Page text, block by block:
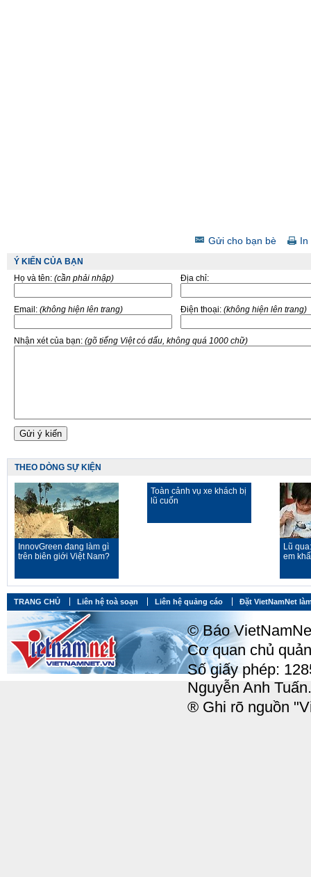
Gửi cho bạn bè In
Ý KIẾN CỦA BẠN
Họ và tên: (cần phải nhập) Địa chỉ:
Email: (không hiện lên trang) Điện thoại: (không hiện lên trang)
Nhận xét của bạn: (gõ tiếng Việt có dấu, không quá 1000 chữ)
THEO DÒNG SỰ KIỆN
InnovGreen đang làm gì
trên biên giới Việt Nam?
Toàn cảnh vụ xe khách bị
lũ cuốn
Lũ
em
TRANG CHỦ Liên hệ toà soạn Liên hệ quảng cáo Đặt VietNamNet
© Báo
Cơ quan chủ
Số giấy phép:
Nguyễn Anh Tuấn.
® Ghi rõ nguồn